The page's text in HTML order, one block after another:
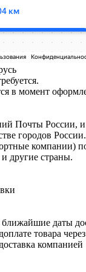
в момент
Почты России,
городов России.
компании)
другие страны.
ближайшие даты
товара
компанией